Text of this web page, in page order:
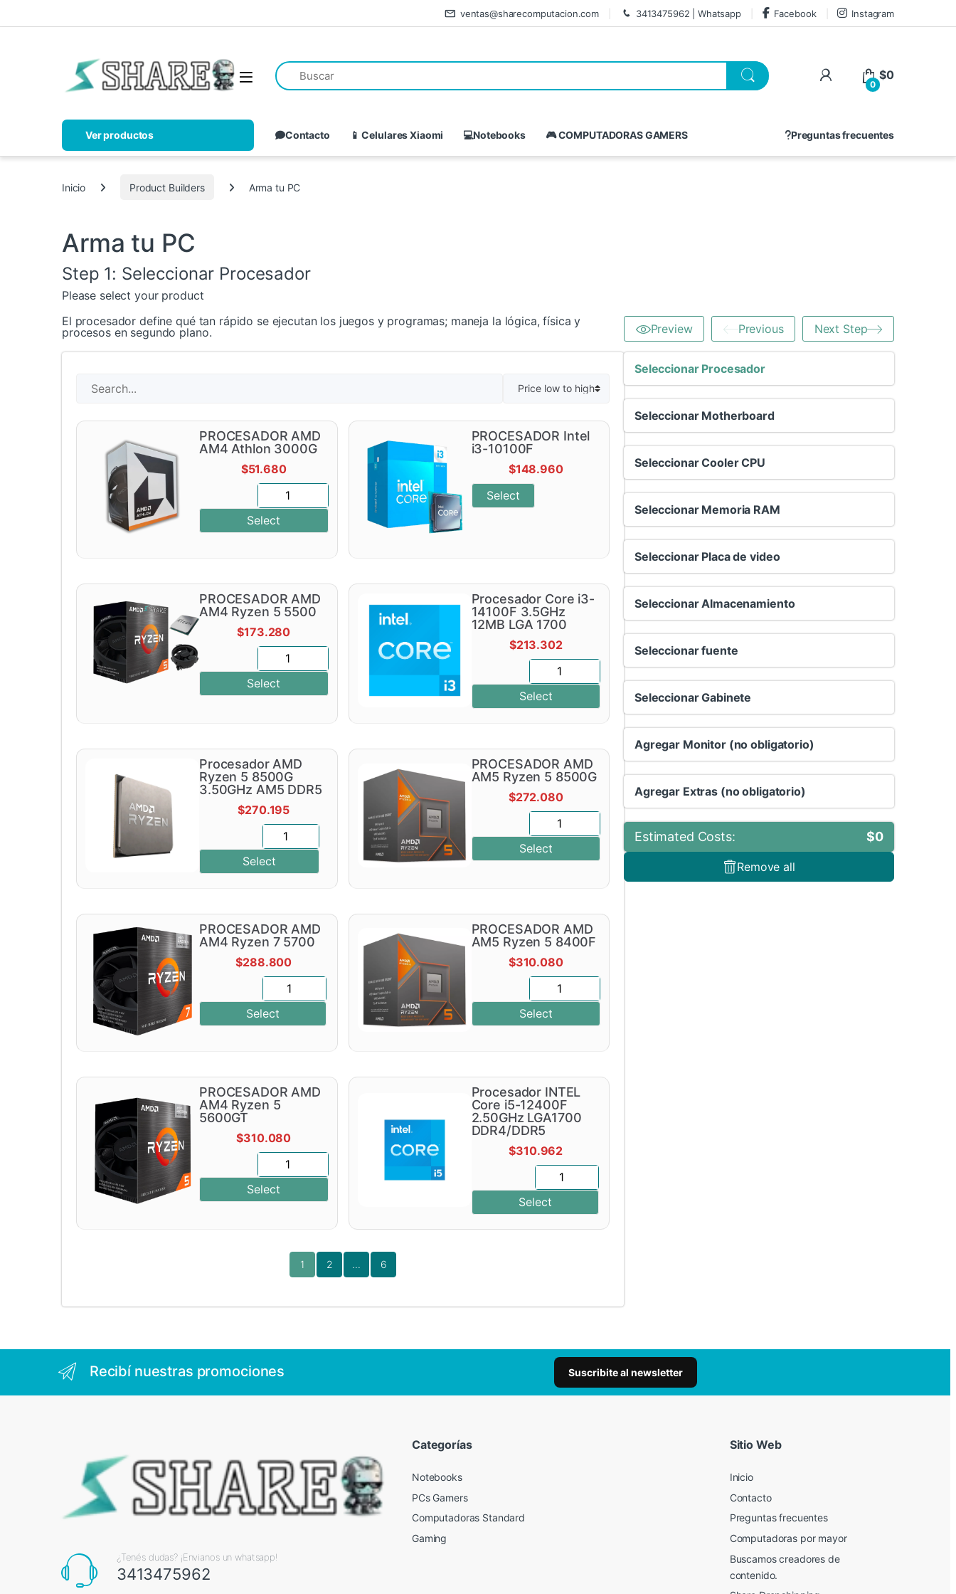
ventas@sharecomputacion.com 3413475962 | Whatsapp Facebook Instagram
0
$0
Ver productos Contacto Preguntas frecuentes
📱 Celulares Xiaomi 💻Notebooks 🎮 COMPUTADORAS GAMERS
Inicio Product Builders Arma tu PC
Arma tu PC
Step 1: Seleccionar Procesador
Please select your product
El procesador define qué tan rápido se ejecutan los juegos y programas; maneja la lógica, física y
procesos en segundo plano.
Preview Previous Next Step
PROCESADOR AMD
AM4 Athlon 3000G
$51.680
Select
PROCESADOR Intel
i3-10100F
$148.960
Select
PROCESADOR AMD
AM4 Ryzen 5 5500
$173.280
Select
Procesador Core i3-
14100F 3.5GHz
12MB LGA 1700
$213.302
Select
Procesador AMD
Ryzen 5 8500G
3.50GHz AM5 DDR5
$270.195
Select
PROCESADOR AMD
AM5 Ryzen 5 8500G
$272.080
Select
PROCESADOR AMD
AM4 Ryzen 7 5700
$288.800
Select
PROCESADOR AMD
AM5 Ryzen 5 8400F
$310.080
Select
PROCESADOR AMD
AM4 Ryzen 5
5600GT
$310.080
Select
Procesador INTEL
Core i5-12400F
2.50GHz LGA1700
DDR4/DDR5
$310.962
Select
1 2 ... 6
Seleccionar Procesador
Seleccionar Motherboard
Seleccionar Cooler CPU
Seleccionar Memoria RAM
Seleccionar Placa de video
Seleccionar Almacenamiento
Seleccionar fuente
Seleccionar Gabinete
Agregar Monitor (no obligatorio)
Agregar Extras (no obligatorio)
Estimated Costs: $0
Remove all
Recibí nuestras promociones Suscribite al newsletter
¿Tenés dudas? ¡Envianos un whatsapp!
3413475962
Categorías
Notebooks
PCs Gamers
Computadoras Standard
Gaming
Sitio Web
Inicio
Contacto
Preguntas frecuentes
Computadoras por mayor
Buscamos creadores de
contenido.